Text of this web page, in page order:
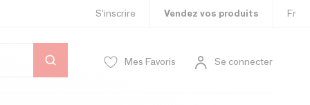
S’inscrire Vendez vos produits Fr
Mes Favoris Se connecter